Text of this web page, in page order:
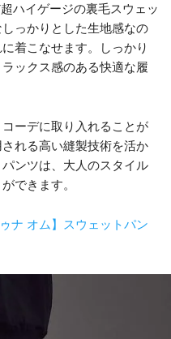
ハイゲージの裏毛スウェッ
っかりとした生地感なの
着こなせます。しっかり
ックス感のある快適な履
ーデに取り入れることが
れる高い縫製技術を活か
ンツは、大人のスタイル
できます。
ナ オム】スウェットパン